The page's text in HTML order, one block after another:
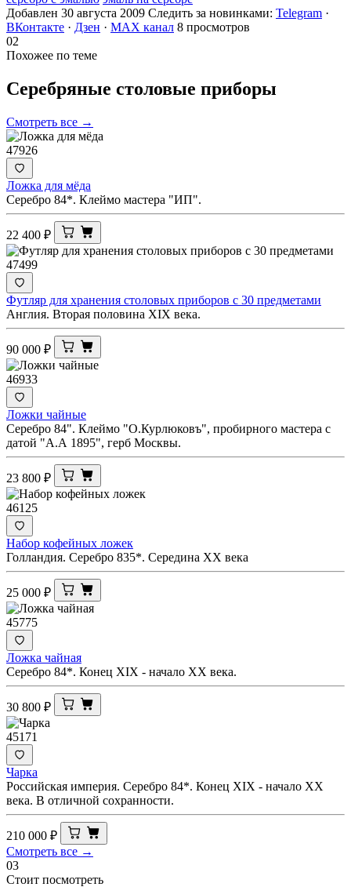
Добавлен 30 августа 2009 Следить за новинками: Telegram ·
ВКонтакте · Дзен · MAX канал 8 просмотров
02
Похожее по теме
Серебряные столовые приборы
Смотреть все →
47926
Ложка для мёда
Серебро 84*. Клеймо мастера "ИП".
22 400 ₽
47499
Футляр для хранения столовых приборов с 30 предметами
Англия. Вторая половина XIX века.
90 000 ₽
46933
Ложки чайные
Серебро 84". Клеймо "О.Курлюковъ", пробирного мастера с
датой "А.А 1895", герб Москвы.
23 800 ₽
46125
Набор кофейных ложек
Голландия. Серебро 835*. Середина ХХ века
25 000 ₽
45775
Ложка чайная
Серебро 84*. Конец ХIХ - начало ХХ века.
30 800 ₽
45171
Чарка
Российская империя. Серебро 84*. Конец XIX - начало ХХ
века. В отличной сохранности.
210 000 ₽
Смотреть все →
03
Стоит посмотреть